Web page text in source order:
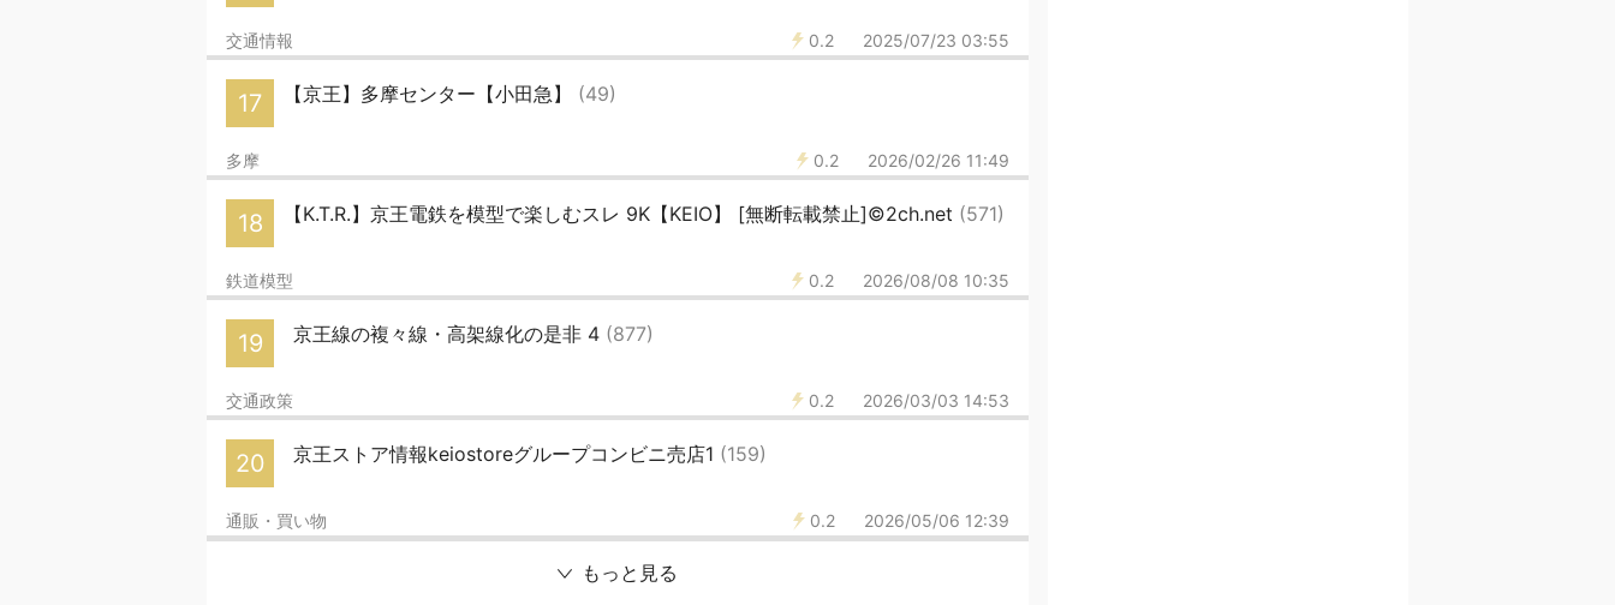
0.2 2025/07/23 03:55
交通情報
17 【京王】多摩センター【小田急】 (49)
0.2 2026/02/26 11:49
多摩
18 【K.T.R.】京王電鉄を模型で楽しむスレ 9K【KEIO】 [無断転載禁止]©2ch.net (571)
0.2 2026/08/08 10:35
鉄道模型
19 京王線の複々線・高架線化の是非 4 (877)
0.2 2026/03/03 14:53
交通政策
20 京王ストア情報keiostoreグループコンビニ売店1 (159)
0.2 2026/05/06 12:39
通販・買い物
もっと見る